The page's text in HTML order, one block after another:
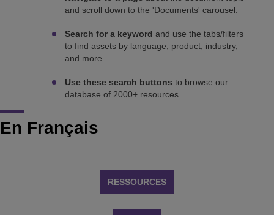
and scroll down to the 'Documents' carousel.
Search for a keyword and use the tabs/filters
to find assets by language, product, industry,
and more.
Use these search buttons to browse our
database of 2000+ resources.
En Français
RESSOURCES